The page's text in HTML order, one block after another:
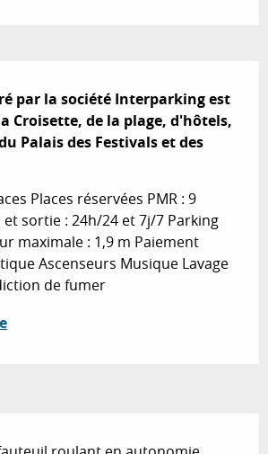
par la société Interparking est
Croisette, de la plage, d'hôtels,
Palais des Festivals et des
Places réservées PMR : 9
et sortie : 24h/24 et 7j/7 Parking
maximale : 1,9 m Paiement
Ascenseurs Musique Lavage
de fumer